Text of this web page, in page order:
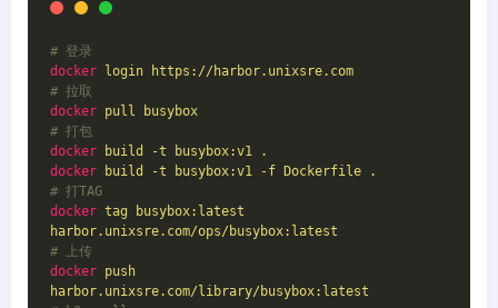
# 登录
docker login https://harbor.unixsre.com
# 拉取
docker pull busybox
# 打包
docker
build -t busybox:v1 .
docker
build -t busybox:v1 -f Dockerfile .
# 打TAG
docker tag busybox:latest
harbor.unixsre.com/ops/busybox:latest
# 上传
docker push
harbor.unixsre.com/library/busybox:latest